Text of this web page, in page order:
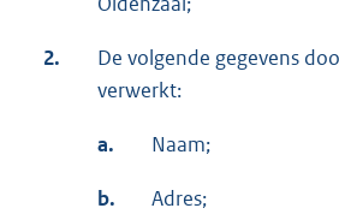
2.
De volgende gegevens
verwerkt:
a. Naam;
b. Adres;